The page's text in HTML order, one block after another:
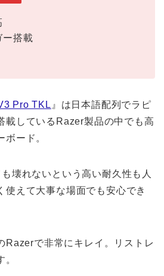
ー搭載
Pro TKL 』は日本語配列でラピ
載しているRazer製品の中でも高
ード。
壊れないという高い耐久性も人
使えて大事な場面でも安心でき
Razerで非常にキレイ。リストレ